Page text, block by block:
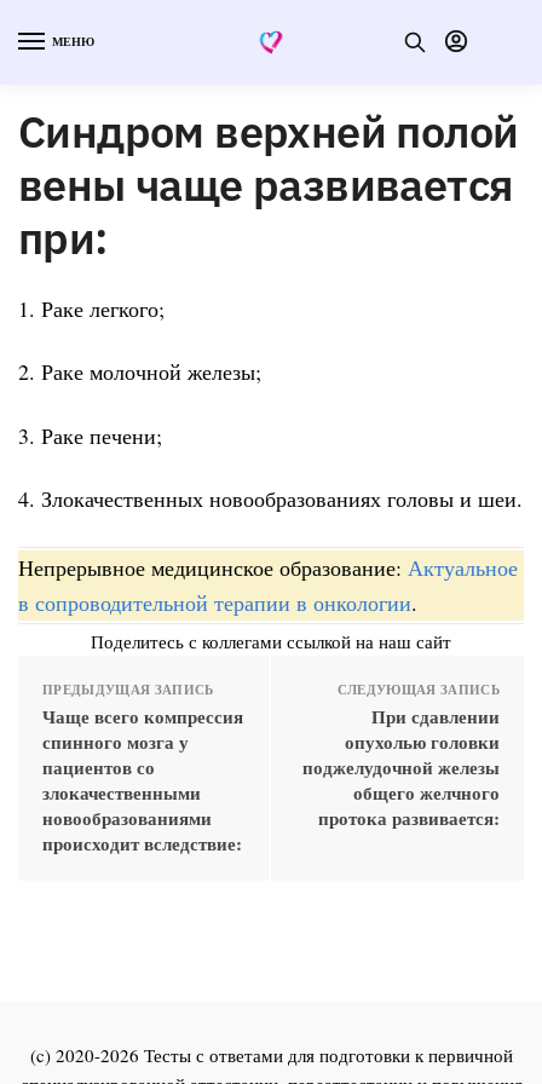
МЕНЮ
Синдром верхней полой
вены чаще развивается
при:
1. Раке легкого;
2. Раке молочной железы;
3. Раке печени;
4. Злокачественных новообразованиях головы и шеи.
Непрерывное медицинское образование: Актуальное
в сопроводительной терапии в онкологии.
Поделитесь с коллегами ссылкой на наш сайт
ПРЕДЫДУЩАЯ ЗАПИСЬ
Чаще всего компрессия
спинного мозга у
пациентов со
злокачественными
новообразованиями
происходит вследствие:
СЛЕДУЮЩАЯ ЗАПИСЬ
При сдавлении
опухолью головки
поджелудочной железы
общего желчного
протока развивается:
(c) 2020-2026 Тесты с ответами для подготовки к первичной